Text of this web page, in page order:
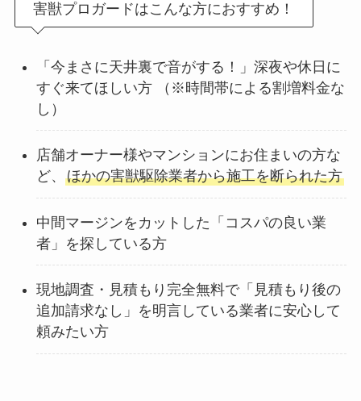
害獣プロガードはこんな方におすすめ！
「今まさに天井裏で音がする！」深夜や休日に
すぐ来てほしい方 （※時間帯による割増料金な
し）
店舗オーナー様やマンションにお住まいの方な
ど、 ほかの害獣駆除業者から施工を断られた方
中間マージンをカットした「コスパの良い業
者」を探している方
現地調査・見積もり完全無料で「見積もり後の
追加請求なし」を明言している業者に安心して
頼みたい方